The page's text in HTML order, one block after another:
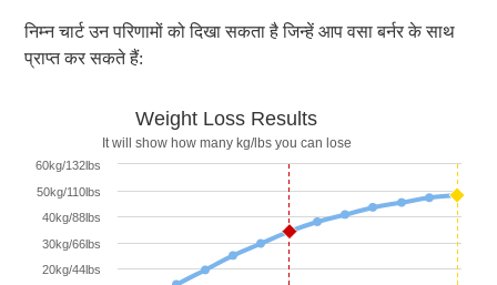
निम्न चार्ट उन परिणामों को दिखा सकता है जिन्हें आप वसा बर्नर के साथ
प्राप्त कर सकते हैं:
Weight Loss Results
It will show how many kg/lbs you can lose
20kg/44lbs
30kg/66lbs
40kg/88lbs
50kg/110lbs
60kg/132lbs